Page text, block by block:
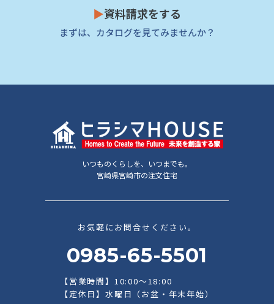
▶資料請求をする
まずは、カタログを見てみませんか？
いつものくらしを、いつまでも。
宮崎県宮崎市の注文住宅
お気軽にお問合せください。
0985-65-5501
【営業時間】10:00～18:00
【定休日】水曜日（お盆・年末年始）